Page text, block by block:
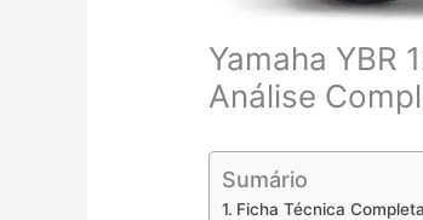
Yamaha YBR
Análise
Sumário
Ficha Técnica Completa